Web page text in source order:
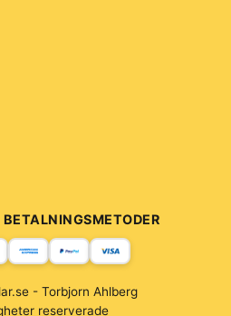
- Torbjorn Ahlberg
reserverade